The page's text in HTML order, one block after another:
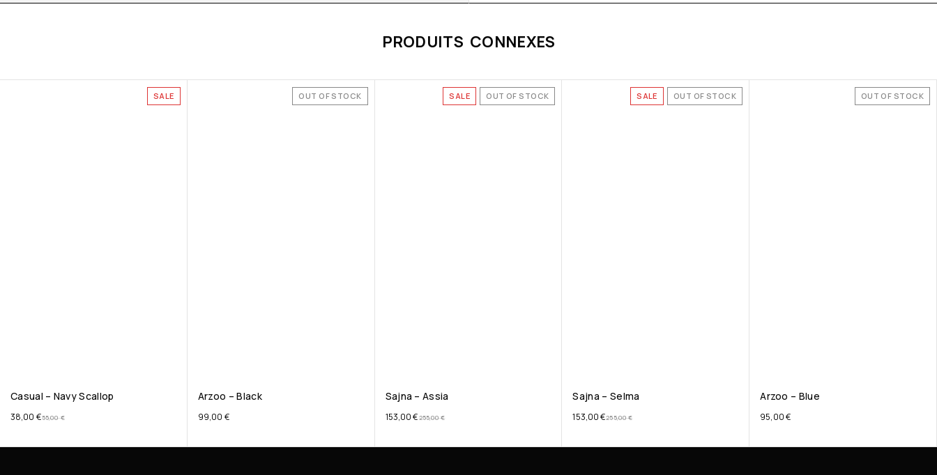
PRODUITS CONNEXES
SALE
Casual – Navy Scallop
55,00€
38,00 €
OUT OF STOCK
Arzoo – Black
99,00 €
SALE OUT OF STOCK
Sajna – Assia
255,00€
153,00€
SALE OUT OF STOCK
Sajna – Selma
255,00€
153,00€
OUT OF STOCK
Arzoo – Blue
95,00€